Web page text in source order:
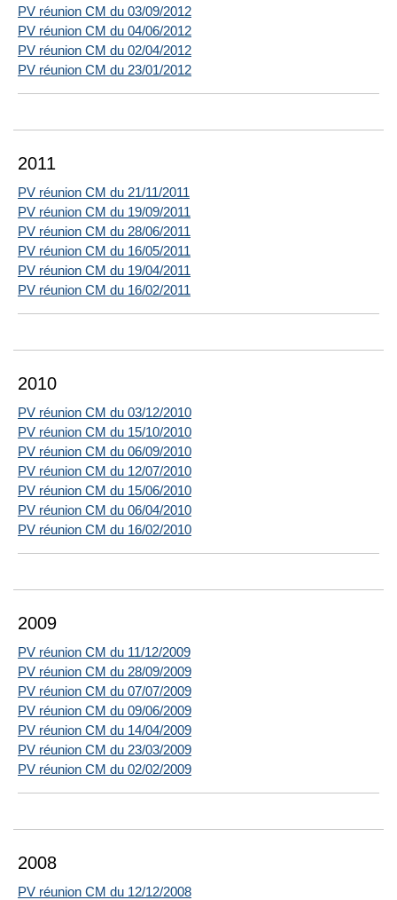
PV réunion CM du 03/09/2012
PV réunion CM du 04/06/2012
PV réunion CM du 02/04/2012
PV réunion CM du 23/01/2012
2011
PV réunion CM du 21/11/2011
PV réunion CM du 19/09/2011
PV réunion CM du 28/06/2011
PV réunion CM du 16/05/2011
PV réunion CM du 19/04/2011
PV réunion CM du 16/02/2011
2010
PV réunion CM du 03/12/2010
PV réunion CM du 15/10/2010
PV réunion CM du 06/09/2010
PV réunion CM du 12/07/2010
PV réunion CM du 15/06/2010
PV réunion CM du 06/04/2010
PV réunion CM du 16/02/2010
2009
PV réunion CM du 11/12/2009
PV réunion CM du 28/09/2009
PV réunion CM du 07/07/2009
PV réunion CM du 09/06/2009
PV réunion CM du 14/04/2009
PV réunion CM du 23/03/2009
PV réunion CM du 02/02/2009
2008
PV réunion CM du 12/12/2008